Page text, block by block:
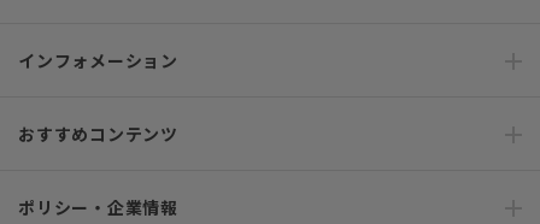
インフォメーション
おすすめコンテンツ
ポリシー・企業情報